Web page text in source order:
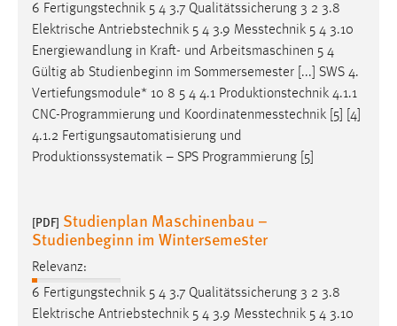
6 Fertigungstechnik 5 4 3.7 Qualitätssicherung 3 2 3.8
Elektrische Antriebstechnik 5 4 3.9 Messtechnik 5 4 3.10
Energiewandlung in Kraft- und Arbeitsmaschinen 5 4
Gültig ab Studienbeginn im Sommersemester [...] SWS 4.
Vertiefungsmodule* 10 8 5 4 4.1 Produktionstechnik 4.1.1
CNC-Programmierung und Koordinatenmesstechnik [5] [4]
4.1.2 Fertigungsautomatisierung und
Produktionssystematik – SPS Programmierung [5]
[PDF] Studienplan Maschinenbau –
Studienbeginn im Wintersemester
Relevanz:
6 Fertigungstechnik 5 4 3.7 Qualitätssicherung 3 2 3.8
Elektrische Antriebstechnik 5 4 3.9 Messtechnik 5 4 3.10